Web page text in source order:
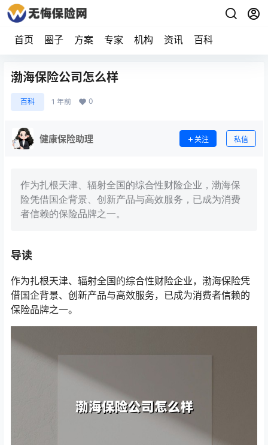
首页 圈子 方案 专家 机构 资讯 百科
渤海保险公司怎么样
百科 1 年前 0
健康保险助理 关注 私信
作为扎根天津、辐射全国的综合性财险企业，渤海保
险凭借国企背景、创新产品与高效服务，已成为消费
者信赖的保险品牌之一。
导读
作为扎根天津、辐射全国的综合性财险企业，渤海保险凭
借国企背景、创新产品与高效服务，已成为消费者信赖的
保险品牌之一。